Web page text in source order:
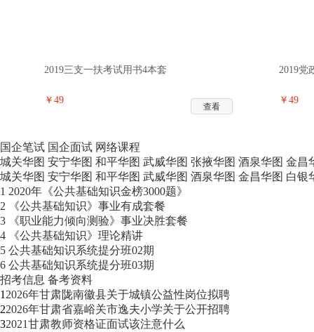
2019三支一扶考试用书4本套
￥49
查看
2019党
￥49
国企笔试 国企面试 网络课程
城关华图 安宁华图 和平华图 武威华图 张掖华图 酒泉华图 金昌
城关华图 安宁华图 和平华图 武威华图 酒泉华图 金昌华图 白银
1 2020年《公共基础知识金榜3000题》
2 《公共基础知识》事业有成套餐
3 《职业能力倾向测验》事业决胜套餐
4 《公共基础知识》理论精讲
5 公共基础知识系统提分班02期
6 公共基础知识系统提分班03期
招考信息 备考资料
1 2026年甘肃陇南徽县关于城镇公益性岗位拟聘
22026年甘肃省嘉峪关市逸夫小学关于公开招聘
32021甘肃教师资格证面试该注意什么